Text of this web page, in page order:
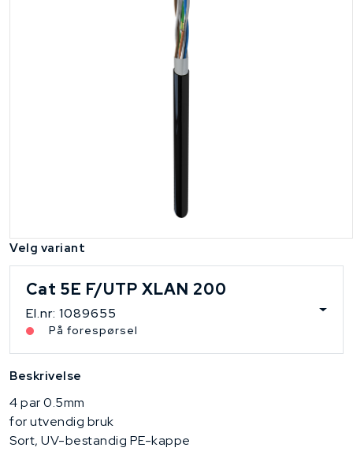
Velg variant
Cat 5E F/UTP XLAN 200
El.nr: 1089655
På forespørsel
Beskrivelse
4 par 0.5mm
for utvendig bruk
Sort, UV-bestandig PE-kappe